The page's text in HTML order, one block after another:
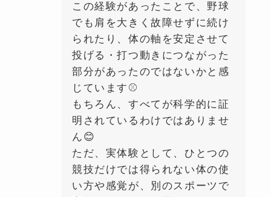
この経験があったことで、野球
でも肩を大きく故障せずに続け
られたり、体の軸を安定させて
投げる・打つ動きにつながった
部分があったのではないかと感
じています⚾️
もちろん、すべてが科学的に証
明されているわけではありませ
ん😊
ただ、実体験として、ひとつの
競技だけでは得られない体の使
い方や感覚が、別のスポーツで